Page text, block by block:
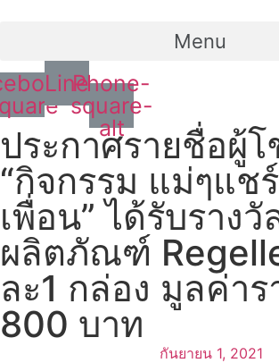
Menu
LinePhone-
square-
alt
ประกาศรายชื่อผู้
“กิจกรรม​ แม่ๆแช
เพื่อน” ได้รับรางวั
ผลิตภัณฑ์​
ละ​1 กล่อง​ มูลค่าร
800​ บาท​
กันยายน 1, 2021